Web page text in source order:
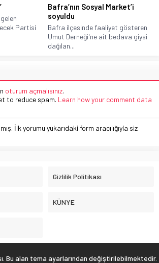
Partisi
Bafra’nın Sosyal Market’i
soyuldu
Bafra ilçesinde faaliyet gösteren
Umut Derneği'ne ait bedava giysi
dağılan...
oturum açmalısınız.
to reduce spam. Learn how your comment data
İlk yorumu yukarıdaki form aracılığıyla siz
Gizlilik Politikası
KÜNYE
Bu alan tema ayarlarından değiştirilebilmektedir.